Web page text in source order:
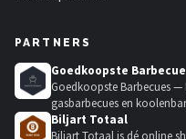
PARTNERS
Goedkoopste
Goedkoopste Barbecues —
gasbarbecues en
Biljart Totaal